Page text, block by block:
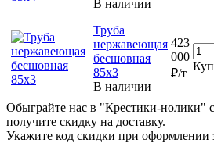
В наличии
Труба
нержавеющая
бесшовная
85х3
В наличии
423
000
₽/т
Обыграйте нас в "Крестики-нолики" с
получите скидку на доставку.
Укажите код скидки при оформлении